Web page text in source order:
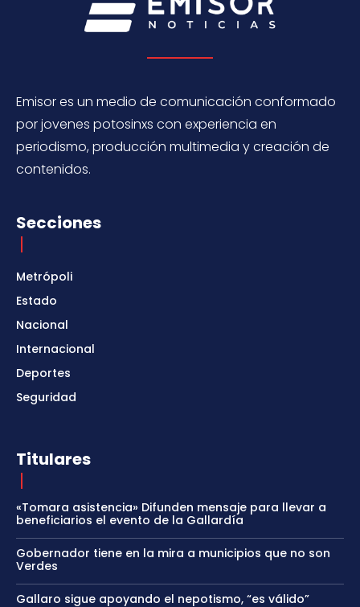
Emisor es un medio de comunicación conformado
por jovenes potosinxs con experiencia en
periodismo, producción multimedia y creación de
contenidos.
Secciones
Metrópoli
Estado
Nacional
Internacional
Deportes
Seguridad
Titulares
«Tomara asistencia» Difunden mensaje para llevar a
beneficiarios el evento de la Gallardía
Gobernador tiene en la mira a municipios que no son
Verdes
Gallaro sigue apoyando el nepotismo, “es válido”